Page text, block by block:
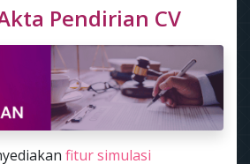
Pendirian CV
fitur simulasi